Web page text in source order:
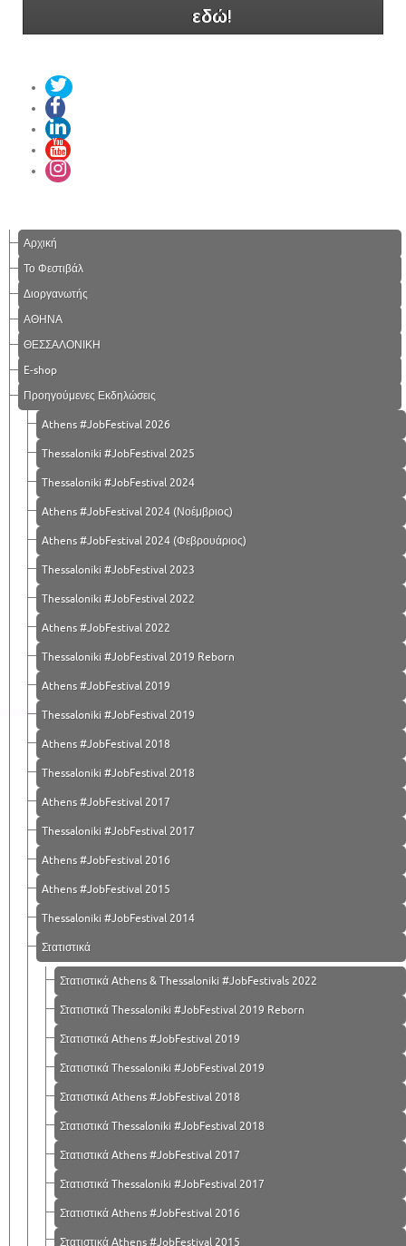
εδώ!
Αρχική
Το Φεστιβάλ
Διοργανωτής
ΑΘΗΝΑ
ΘΕΣΣΑΛΟΝΙΚΗ
E-shop
Προηγούμενες Εκδηλώσεις
Athens #JobFestival 2026
Thessaloniki #JobFestival 2025
Thessaloniki #JobFestival 2024
Athens #JobFestival 2024 (Νοέμβριος)
Athens #JobFestival 2024 (Φεβρουάριος)
Thessaloniki #JobFestival 2023
Thessaloniki #JobFestival 2022
Athens #JobFestival 2022
Thessaloniki #JobFestival 2019 Reborn
Athens #JobFestival 2019
Thessaloniki #JobFestival 2019
Athens #JobFestival 2018
Thessaloniki #JobFestival 2018
Athens #JobFestival 2017
Τhessaloniki #JobFestival 2017
Athens #JobFestival 2016
Athens #JobFestival 2015
Thessaloniki #JobFestival 2014
Στατιστικά
Στατιστικά Athens & Thessaloniki #JobFestivals 2022
Στατιστικά Thessaloniki #JobFestival 2019 Reborn
Στατιστικά Athens #JobFestival 2019
Στατιστικά Thessaloniki #JobFestival 2019
Στατιστικά Athens #JobFestival 2018
Στατιστικά Thessaloniki #JobFestival 2018
Στατιστικά Athens #JobFestival 2017
Στατιστικά Thessaloniki #JobFestival 2017
Στατιστικά Athens #JobFestival 2016
Στατιστικά Athens #JobFestival 2015